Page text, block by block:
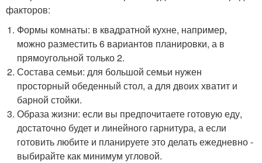
факторов:
Формы комнаты: в квадратной кухне, например,
можно разместить 6 вариантов планировки, а в
прямоугольной только 2.
Состава семьи: для большой семьи нужен
просторный обеденный стол, а для двоих хватит и
барной стойки.
Образа жизни: если вы предпочитаете готовую еду,
достаточно будет и линейного гарнитура, а если
готовить любите и планируете это делать ежедневно -
выбирайте как минимум угловой.